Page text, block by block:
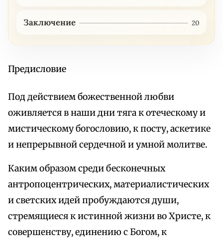
Заключение 20
Предисловие
Под действием божественной любви
оживляется в наши дни тяга к отеческому и
мистическому богословию, к посту, аскетике
и непрерывной сердечной и умной молитве.
Каким образом среди бесконечных
антропоцентрических, материалистических
и светских идей пробуждаются души,
стремящиеся к истинной жизни во Христе, к
совершенству, единению с Богом, к